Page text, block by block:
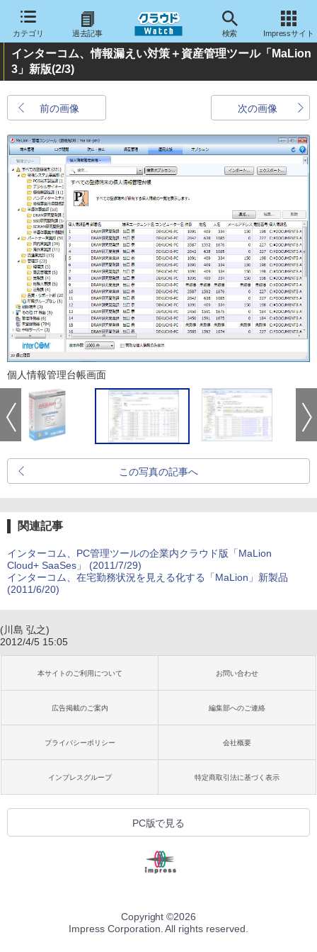
カテゴリ 過去記事 検索 Impressサイト
インターコム、情報漏えい対策＋資産管理ツール「MaLion
3」新版(2/3)
前の画像 次の画像
個人情報管理台帳画面
この写真の記事へ
関連記事
インターコム、PC管理ツールの企業内クラウド版「MaLion
Cloud+ SaaSes」 (2011/7/29)
インターコム、在宅勤務状況を見える化する「MaLion」新製品
(2011/6/20)
(川島 弘之)
2012/4/5 15:05
本サイトのご利用について お問い合わせ
広告掲載のご案内 編集部へのご連絡
プライバシーポリシー 会社概要
インプレスグループ 特定商取引法に基づく表示
PC版で見る
Copyright ©2026
Impress Corporation. All rights reserved.